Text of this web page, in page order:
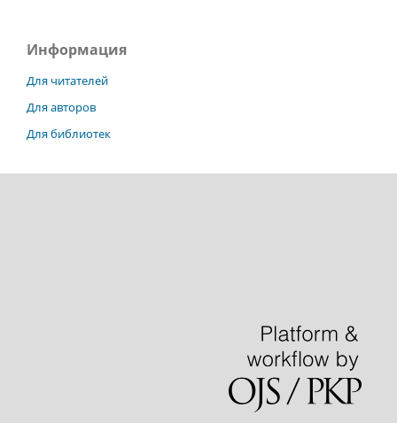
Информация
Для читателей
Для авторов
Для библиотек